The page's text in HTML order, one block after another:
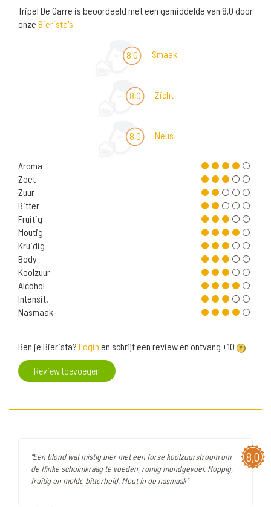
Tripel De Garre is beoordeeld met een gemiddelde van 8,0 door
onze Bierista's
8,0 Smaak
8,0 Zicht
8,0 Neus
Aroma
Zoet
Zuur
Bitter
Fruitig
Moutig
Kruidig
Body
Koolzuur
Alcohol
Intensit.
Nasmaak
Ben je Bierista? Login en schrijf een review en ontvang +10
Review toevoegen
8,0
"Een blond wat mistig bier met een forse koolzuurstroom om
de flinke schuimkraag te voeden, romig mondgevoel. Hoppig,
fruitig en molde bitterheid. Mout in de nasmaak"